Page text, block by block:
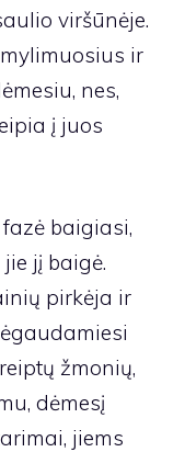
viršūnėje.
ir
nes,
į juos
baigiasi,
jį baigė.
pirkėja ir
žmonių,
dėmesį
jiems